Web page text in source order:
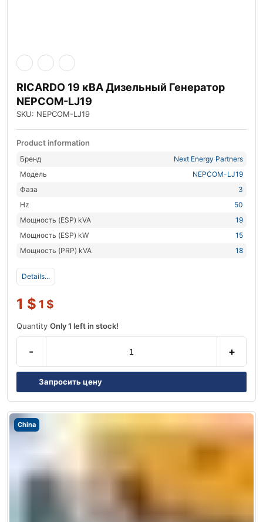
RICARDO 19 кВА Дизельный Генератор
NEPCOM-LJ19
SKU: NEPCOM-LJ19
Product information
Бренд
Next Energy Partners
Модель
NEPCOM-LJ19
Фаза
3
Hz
50
Мощность (ESP) kVA
19
Мощность (ESP) kW
15
Мощность (PRP) kVA
18
Details...
1 $ 1 $
Quantity Only 1 left in stock!
- +
Запросить цену
China